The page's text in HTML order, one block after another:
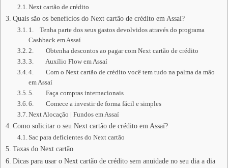
Next cartão de crédito
Quais são os benefícios do Next cartão de crédito em Assaí?
1. Tenha parte dos seus gastos devolvidos através do programa
Cashback em Assaí
2. Obtenha descontos ao pagar com Next cartão de crédito
3. Auxílio Flow em Assaí
4. Com o Next cartão de crédito você tem tudo na palma da mão
em Assaí
5. Faça compras internacionais
6. Comece a investir de forma fácil e simples
Next Alocação | Fundos em Assaí
Como solicitar o seu Next cartão de crédito em Assaí?
Sac para deficientes do Next cartão
Taxas do Next cartão
Dicas para usar o Next cartão de crédito sem anuidade no seu dia a dia